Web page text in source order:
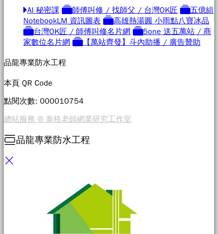
AI 秘密課 師傅叫修 / 找師父 / 台灣OK匠
五億組
NotebookLM 資訊圖表
高雄熱湯圓 小雨點八寶冰品
台灣OK匠 / 師傅叫修名片網
5one 送五萬站 / 商
家數位名片網
【萬站齊發】斗內助播 / 廣告贊助
品龍專業防水工程
本頁 QR Code
點閱次數: 000010754
總站服務 ® 泰格老師網業研究工作室
品龍專業防水工程